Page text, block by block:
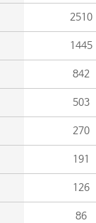
2510
1445
842
503
270
191
126
86